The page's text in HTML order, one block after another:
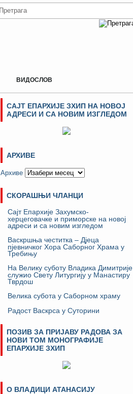
ВИДОСЛОВ
САЈТ ЕПАРХИЈЕ ЗХИП НА НОВОЈ
АДРЕСИ И СА НОВИМ ИЗГЛЕДОМ
АРХИВЕ
Архиве
СКОРАШЊИ ЧЛАНЦИ
Сајт Епархије Захумско-
херцеговачке и приморске на новој
адреси и са новим изгледом
Васкршња честитка – Дјеца
пјевничког Хора Саборног Храма у
Требињу
На Велику суботу Владика Димитрије
служио Свету Литургију у Манастиру
Тврдош
Велика субота у Саборном храму
Радост Васкрса у Суторини
ПОЗИВ ЗА ПРИЈАВУ РАДОВА ЗА
НОВИ ТОМ МОНОГРАФИЈЕ
ЕПАРХИЈЕ ЗХИП
О ВЛАДИЦИ АТАНАСИЈУ